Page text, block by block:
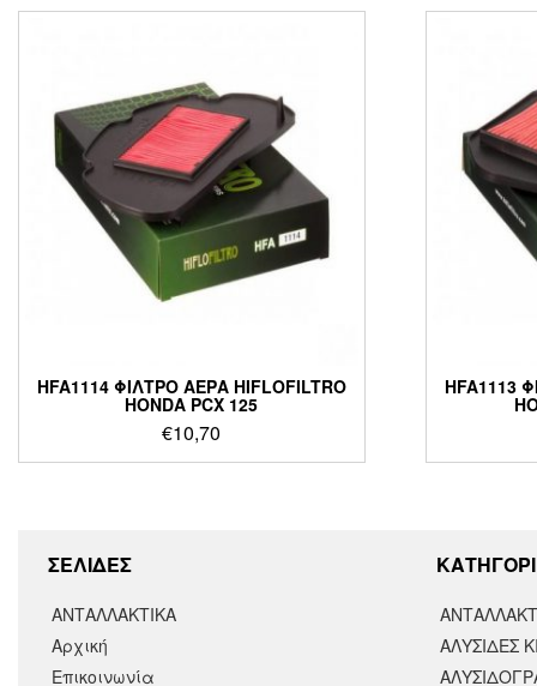
HFA1114 ΦΙΛΤΡΟ ΑΕΡΑ HIFLOFILTRO
HONDA PCX 125
€10,70
HFA1113
ΣΕΛΙΔΕΣ
ΑΝΤΑΛΛΑΚΤΙΚΑ
Αρχική
Επικοινωνία
ΑΛΥΣΙΔΕΣ